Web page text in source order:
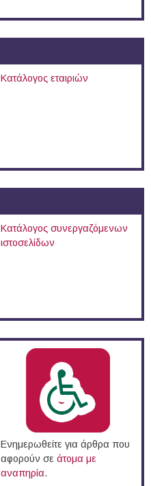
Κατάλογος εταιριών
Κατάλογος συνεργαζόμενων
ιστοσελίδων
Ενημερωθείτε για άρθρα που
αφορούν σε άτομα με
αναπηρία.